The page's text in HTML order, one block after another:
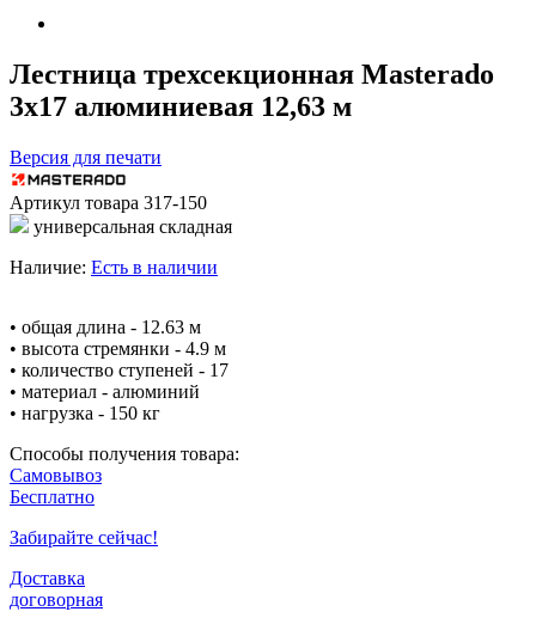
Лестница трехсекционная Masterado
3х17 алюминиевая 12,63 м
Версия для печати
Артикул товара 317-150
универсальная складная
Наличие: Есть в наличии
• общая длина - 12.63 м
• высота стремянки - 4.9 м
• количество ступеней - 17
• материал - алюминий
• нагрузка - 150 кг
Способы получения товара:
Самовывоз
Бесплатно
Забирайте сейчас!
Доставка
договорная